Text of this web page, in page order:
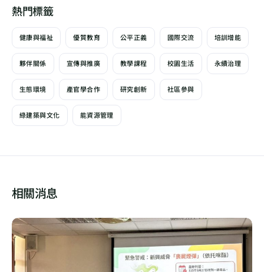
熱門標籤
健康與福祉 優質教育 公平正義 國際交流 培訓增能
夥伴關係 宣傳與推廣 教學課程 校園生活 永續治理
生態環境 產官學合作 研究創新 社區參與
綠建築與文化 能資源管理
相關消息